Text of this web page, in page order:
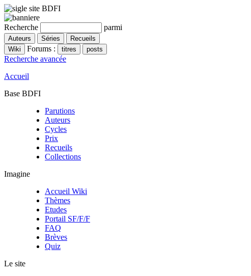
Recherche parmi
Forums :
Recherche avancée
Accueil
Base BDFI
Parutions
Auteurs
Cycles
Prix
Recueils
Collections
Imagine
Accueil Wiki
Thèmes
Etudes
Portail SF/F/F
FAQ
Brèves
Quiz
Le site